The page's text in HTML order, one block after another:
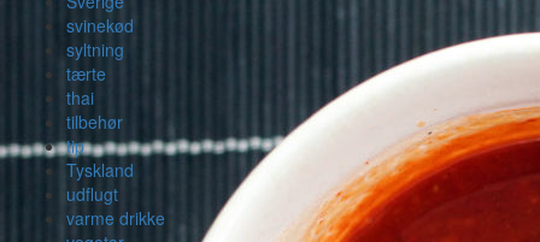
svinekød
syltning
tærte
thai
tilbehør
tip
Tyskland
udflugt
varme drikke